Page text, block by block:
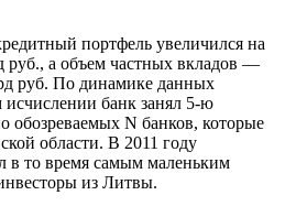
портфель увеличился на
руб., а объем частных вкладов —
руб. По динамике данных
исчислении банк занял 5-ю
обозреваемых N банков, которые
области. В 2011 году
в то время самым маленьким
из Литвы.